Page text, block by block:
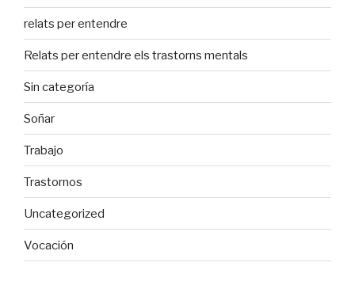
relats per entendre
Relats per entendre els trastorns mentals
Sin categoría
Soñar
Trabajo
Trastornos
Uncategorized
Vocación